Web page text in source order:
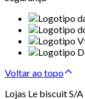
Voltar ao topo
Lojas Le biscuit S/